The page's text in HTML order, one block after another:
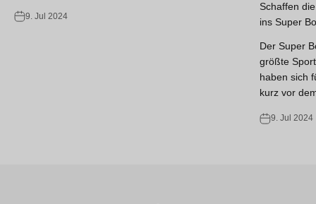
9. Jul 2024
Schaffen
ins Super
Der Super
größte
haben sich
kurz vor
9. Jul 2024